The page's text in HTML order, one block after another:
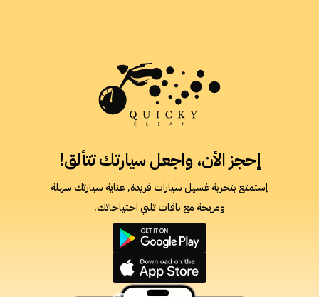
إحجز الأن، واجعل سيارتك تتألق!
إستمتع بتجربة غسيل سيارات فريدة, عناية سيارتك سهلة
ومريحة مع باقات تلبي احتياجاتك.